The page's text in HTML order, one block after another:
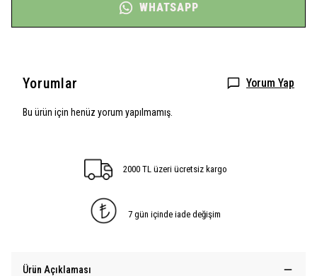
WHATSAPP
Yorumlar Yorum Yap
Bu ürün için henüz yorum yapılmamış.
2000 TL üzeri ücretsiz kargo
7 gün içinde iade değişim
Ürün Açıklaması